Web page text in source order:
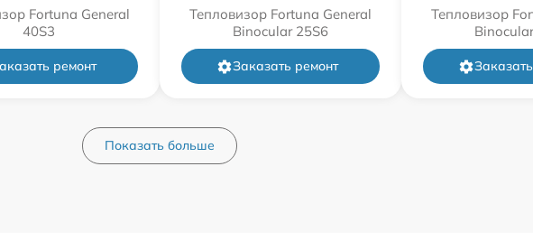
Fortuna General
40S3
ремонт
Тепловизор Fortuna General
Binocular 25S6
Заказать ремонт
Тепловизор
Показать больше